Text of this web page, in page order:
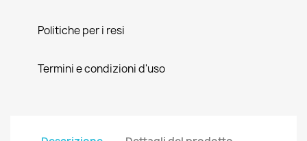
Politiche per i resi
Termini e condizioni d'uso